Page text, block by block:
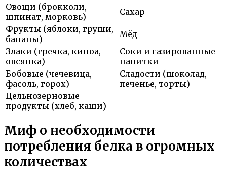
Овощи (брокколи,
шпинат, морковь)
Сахар
Фрукты (яблоки, груши,
бананы)
Мёд
Злаки (гречка, киноа,
овсянка)
Соки и газированные
напитки
Бобовые (чечевица,
фасоль, горох)
Сладости (шоколад,
печенье, торты)
Цельнозерновые
продукты (хлеб, каши)
Миф о необходимости
потребления белка в огромных
количествах